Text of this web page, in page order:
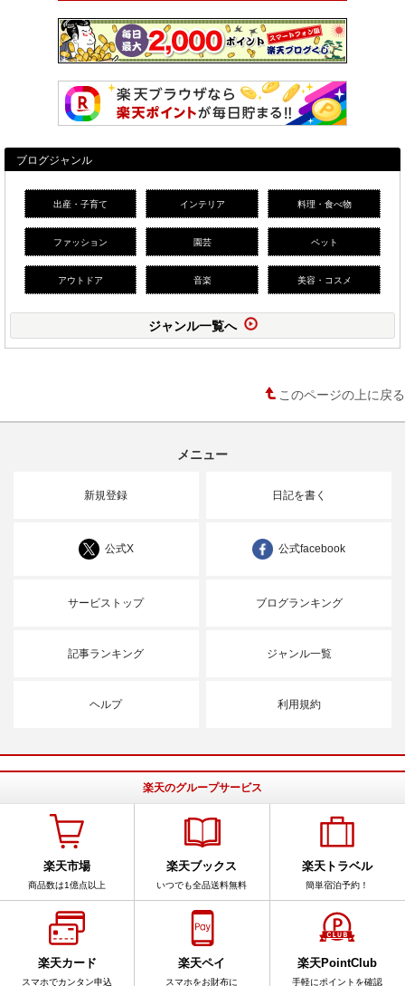
ブログジャンル
出産・子育て インテリア 料理・食べ物
ファッション 園芸 ペット
アウトドア 音楽 美容・コスメ
ジャンル一覧へ
このページの上に戻る
メニュー
新規登録 日記を書く
公式X 公式facebook
サービストップ ブログランキング
記事ランキング ジャンル一覧
ヘルプ 利用規約
楽天のグループサービス
楽天市場
商品数は1億点以上
楽天ブックス
いつでも全品送料無料
楽天トラベル
簡単宿泊予約！
楽天カード
スマホでカンタン申込
楽天ペイ
スマホをお財布に
楽天PointClub
手軽にポイントを確認